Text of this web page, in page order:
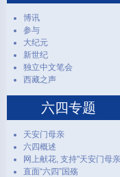
博讯
参与
大纪元
新世纪
独立中文笔会
西藏之声
六四专题
天安门母亲
六四概述
网上献花, 支持"天安门母
直面“六四”国殇